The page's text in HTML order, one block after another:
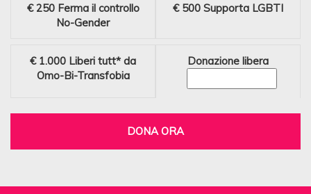
€ 250 Ferma il controllo
No-Gender
€ 500 Supporta LGBTI
€ 1.000 Liberi tutt* da
Omo-Bi-Transfobia
Donazione libera
DONA ORA